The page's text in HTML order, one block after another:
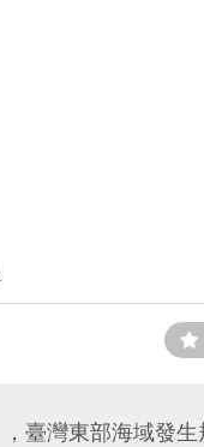
臺灣東部海域發